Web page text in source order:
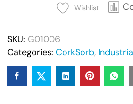
Wishlist
SKU: G01006
Categories: CorkSorb,